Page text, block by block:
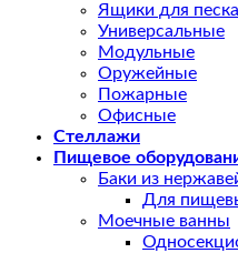
Ящики для песка
Универсальные
Модульные
Оружейные
Пожарные
Офисные
Стеллажи
Пищевое
Баки из
Для
Моечные ванны